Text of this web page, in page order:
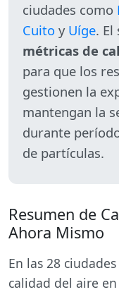
ciudades como
Cuito y Uíge. El
métricas de
para que los
gestionen la
mantengan la
durante
de partículas.
Resumen de
Ahora Mismo
En las 28
calidad del aire